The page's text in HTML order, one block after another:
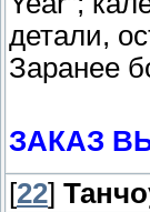
детали,
Заранее
ЗАКАЗ
[22]